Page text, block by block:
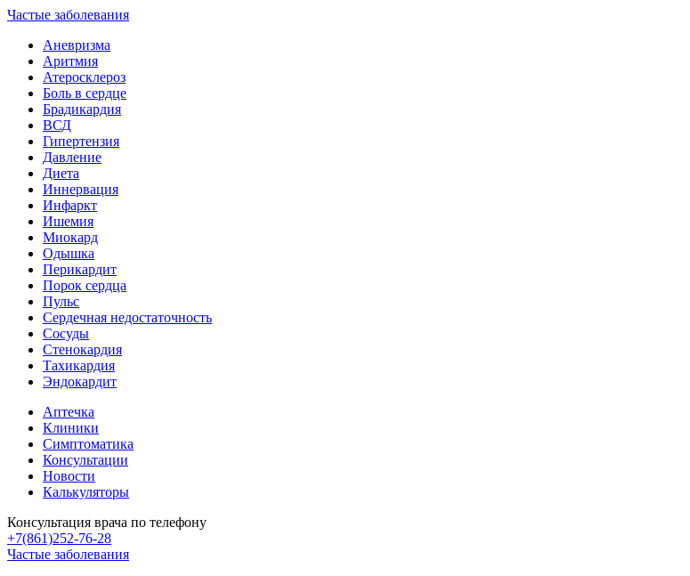
Частые заболевания
Аневризма
Аритмия
Атеросклероз
Боль в сердце
Брадикардия
ВСД
Гипертензия
Давление
Диета
Иннервация
Инфаркт
Ишемия
Миокард
Одышка
Перикардит
Порок сердца
Пульс
Сердечная недостаточность
Сосуды
Стенокардия
Тахикардия
Эндокардит
Аптечка
Клиники
Симптоматика
Консультации
Новости
Калькуляторы
Консультация врача по телефону
+7(861)252-76-28
Частые заболевания